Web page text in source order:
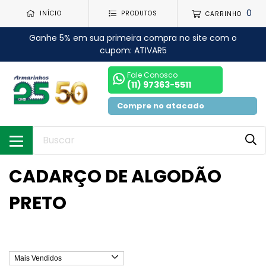
INÍCIO PRODUTOS CARRINHO 0
Ganhe 5% em sua primeira compra no site com o
cupom: ATIVAR5
Fale Conosco
(11) 97363-5511
Compre no atacado
CADARÇO DE ALGODÃO
PRETO